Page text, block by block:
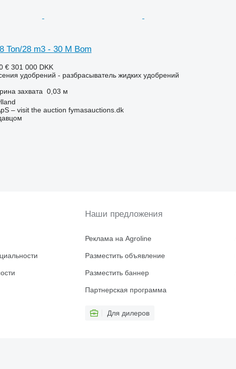
Ton/28 m3 - 30 M Bom
€ 301 000 DKK
удобрений - разбрасыватель жидких удобрений
захвата 0,03 м
– visit the auction fymasauctions.dk
Наши предложения
Реклама на Agroline
Разместить объявление
Разместить баннер
Партнерская программа
Для дилеров